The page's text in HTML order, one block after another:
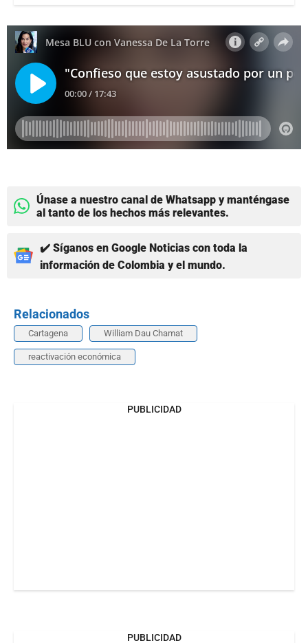
Únase a nuestro canal de Whatsapp y manténgase
al tanto de los hechos más relevantes.
✔️ Síganos en Google Noticias con toda la
información de Colombia y el mundo.
Relacionados
Cartagena William Dau Chamat
reactivación económica
PUBLICIDAD
PUBLICIDAD